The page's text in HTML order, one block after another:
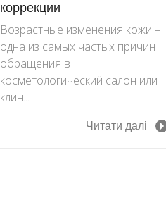
коррекции
Возрастные изменения кожи –
одна из самых частых причин
обращения в
косметологический салон или
клин...
Читати далі